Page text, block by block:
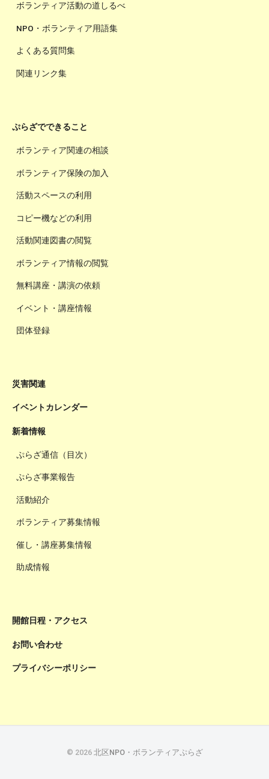
ボランティア活動の道しるべ
NPO・ボランティア用語集
よくある質問集
関連リンク集
ぷらざでできること
ボランティア関連の相談
ボランティア保険の加入
活動スペースの利用
コピー機などの利用
活動関連図書の閲覧
ボランティア情報の閲覧
無料講座・講演の依頼
イベント・講座情報
団体登録
災害関連
イベントカレンダー
新着情報
ぷらざ通信（目次）
ぷらざ事業報告
活動紹介
ボランティア募集情報
催し・講座募集情報
助成情報
開館日程・アクセス
お問い合わせ
プライバシーポリシー
© 2026 北区NPO・ボランティアぷらざ